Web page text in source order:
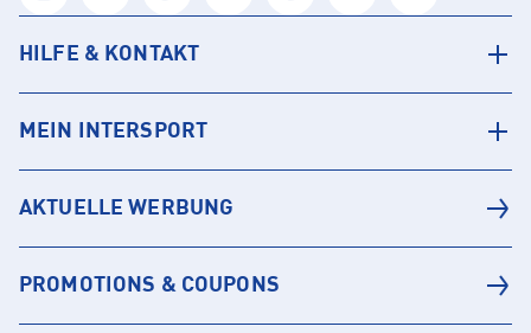
HILFE & KONTAKT
MEIN INTERSPORT
AKTUELLE WERBUNG
PROMOTIONS & COUPONS